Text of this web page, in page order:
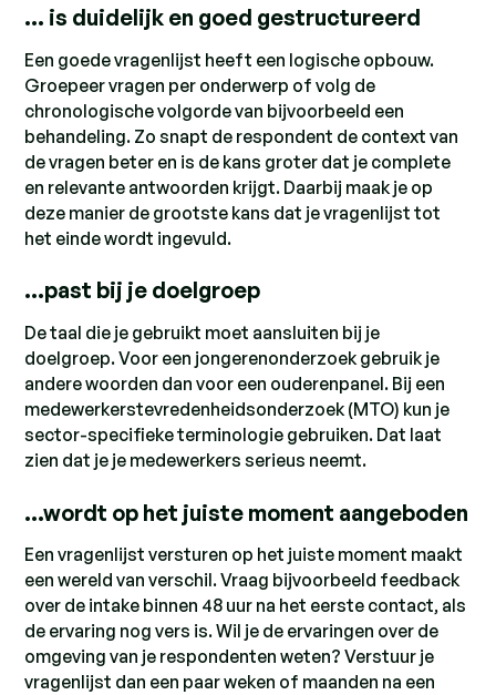
… is duidelijk en goed gestructureerd
Een goede vragenlijst heeft een logische opbouw.
Groepeer vragen per onderwerp of volg de
chronologische volgorde van bijvoorbeeld een
behandeling. Zo snapt de respondent de context van
de vragen beter en is de kans groter dat je complete
en relevante antwoorden krijgt. Daarbij maak je op
deze manier de grootste kans dat je vragenlijst tot
het einde wordt ingevuld.
…past bij je doelgroep
De taal die je gebruikt moet aansluiten bij je
doelgroep. Voor een jongerenonderzoek gebruik je
andere woorden dan voor een ouderenpanel. Bij een
medewerkerstevredenheidsonderzoek (MTO) kun je
sector-specifieke terminologie gebruiken. Dat laat
zien dat je je medewerkers serieus neemt.
…wordt op het juiste moment aangeboden
Een vragenlijst versturen op het juiste moment maakt
een wereld van verschil. Vraag bijvoorbeeld feedback
over de intake binnen 48 uur na het eerste contact, als
de ervaring nog vers is. Wil je de ervaringen over de
omgeving van je respondenten weten? Verstuur je
vragenlijst dan een paar weken of maanden na een